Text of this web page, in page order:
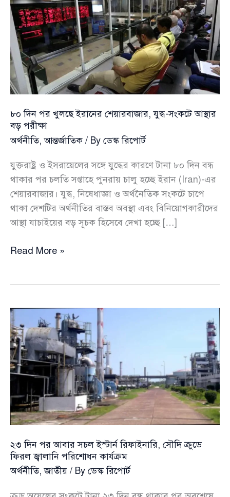
৮০ দিন পর খুলছে ইরানের শেয়ারবাজার, যুদ্ধ-সংকটে আস্থার
বড় পরীক্ষা
অর্থনীতি,আন্তর্জাতিক / By ডেস্ক রিপোর্ট
যুক্তরাষ্ট্র ও ইসরায়েলের সঙ্গে যুদ্ধের কারণে টানা ৮০ দিন বন্ধ
থাকার পর চলতি সপ্তাহে পুনরায় চালু হচ্ছে ইরান (Iran)-এর
শেয়ারবাজার। যুদ্ধ, নিষেধাজ্ঞা ও অর্থনৈতিক সংকটে চাপে
থাকা দেশটির অর্থনীতির বাস্তব অবস্থা এবং বিনিয়োগকারীদের
আস্থা যাচাইয়ের বড় সূচক হিসেবে দেখা হচ্ছে […]
৮০
ইরানের
শেয়ারবাজার,
যুদ্ধ-
সংকটে
আস্থার
বড়
পরীক্ষা
Read More »
২৩ দিন পর আবার সচল ইস্টার্ন রিফাইনারি, সৌদি ক্রুডে
ফিরল জ্বালানি পরিশোধন কার্যক্রম
অর্থনীতি,জাতীয় / By ডেস্ক রিপোর্ট